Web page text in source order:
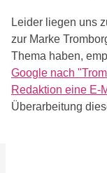
Leider liegen uns
zur Marke
Thema haben,
Google nach
Redaktion eine E-
Überarbeitung